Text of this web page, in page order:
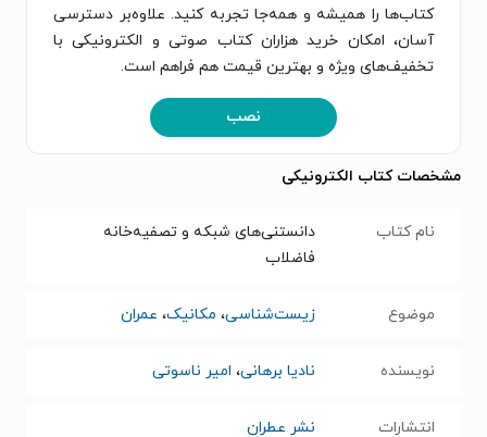
کتاب‌ها را همیشه و همه‌جا تجربه کنید. علاوه‌بر دسترسی
آسان، امکان خرید هزاران کتاب صوتی و الکترونیکی با
تخفیف‌های ویژه و بهترین قیمت هم فراهم است.
نصب
مشخصات کتاب الکترونیکی
نام کتاب
دانستنی‌های شبکه و تصفیه‌خانه
فاضلاب
موضوع زیست‌شناسی، مکانیک، عمران
نویسنده نادیا برهانی، امیر ناسوتی
انتشارات نشر عطران